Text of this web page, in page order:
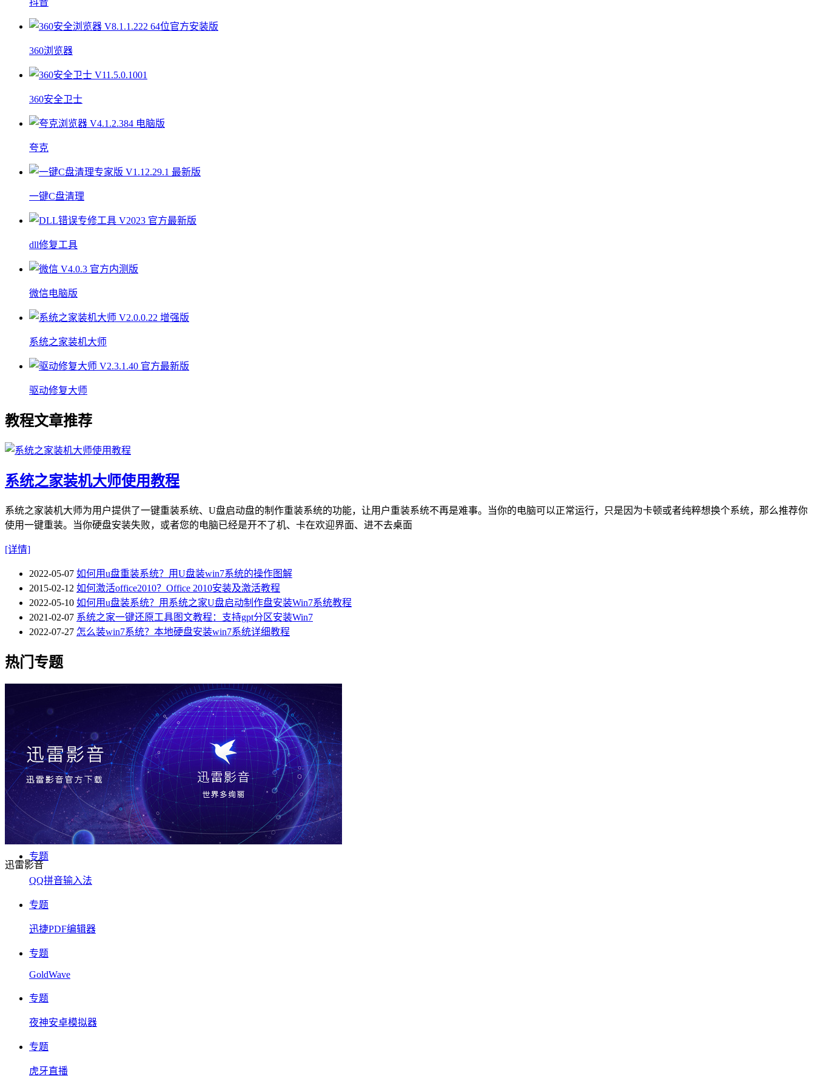
抖音
360浏览器
360安全卫士
夸克
一键C盘清理
dll修复工具
微信电脑版
系统之家装机大师
驱动修复大师
教程文章推荐
系统之家装机大师使用教程
系统之家装机大师为用户提供了一键重装系统、U盘启动盘的制作重装系统的功能，让用户重装系统不再是难事。当你的电脑可以正常运行，只是因为卡顿或者纯粹想换个系统，那么推荐你
使用一键重装。当你硬盘安装失败，或者您的电脑已经是开不了机、卡在欢迎界面、进不去桌面
[详情]
2022-05-07 如何用u盘重装系统？用U盘装win7系统的操作图解
2015-02-12 如何激活office2010？Office 2010安装及激活教程
2022-05-10 如何用u盘装系统？用系统之家U盘启动制作盘安装Win7系统教程
2021-02-07 系统之家一键还原工具图文教程：支持gpt分区安装Win7
2022-07-27 怎么装win7系统？本地硬盘安装win7系统详细教程
热门专题
迅雷影音
专题
QQ拼音输入法
专题
迅捷PDF编辑器
专题
GoldWave
专题
夜神安卓模拟器
专题
虎牙直播